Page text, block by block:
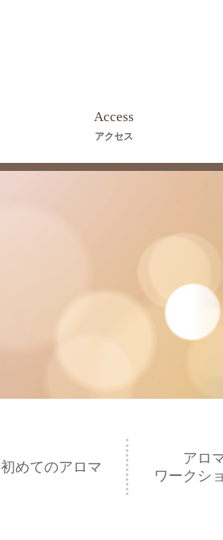
Access
アクセス
初めてのアロマ
アロ
ワークシ